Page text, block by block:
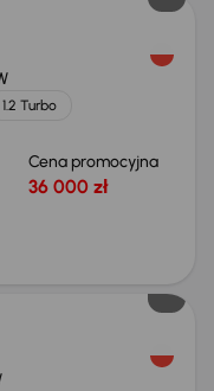
1.2 Turbo
Cena promocyjna
36 000 zł